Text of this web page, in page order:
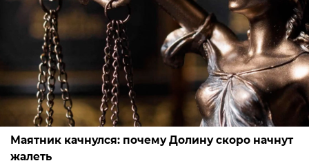
Маятник качнулся: почему Долину скоро начнут
жалеть